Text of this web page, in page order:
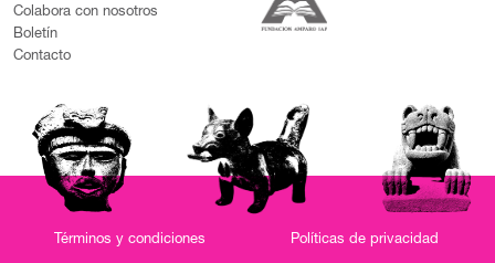
Colabora con nosotros
Boletín
Contacto
Términos y condiciones Políticas de privacidad